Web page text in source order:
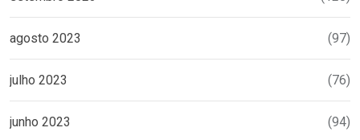
agosto 2023 (97)
julho 2023 (76)
junho 2023 (94)